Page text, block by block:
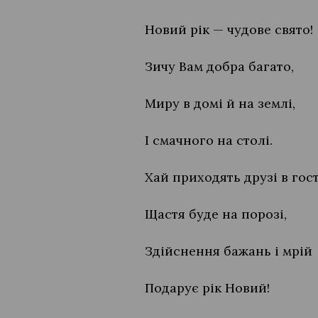
Новий рік — чудове свято!
Зичу Вам добра багато,
Миру в домі й на землі,
І смачного на столі.
Хай приходять друзі в
Щастя буде на порозі,
Здійснення бажань і мрій
Подарує рік Новий!